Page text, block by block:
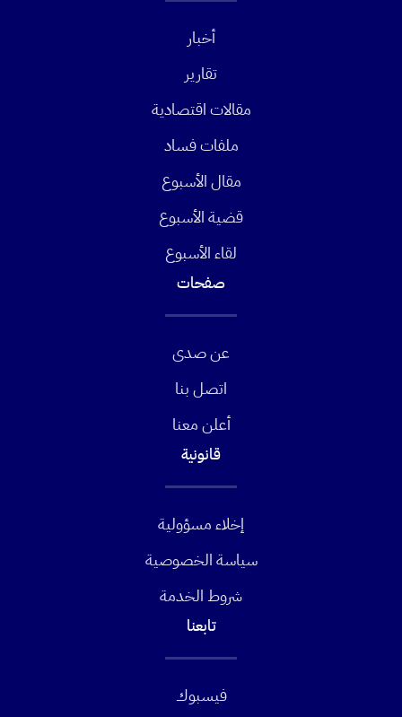
أخبار
تقارير
مقالات اقتصادية
ملفات فساد
مقال الأسبوع
قضية الأسبوع
لقاء الأسبوع
صفحات
عن صدى
اتصل بنا
أعلن معنا
قانونية
إخلاء مسؤولية
سياسة الخصوصية
شروط الخدمة
تابعنا
فيسبوك